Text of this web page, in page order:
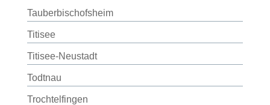
Tauberbischofsheim
Titisee
Titisee-Neustadt
Todtnau
Trochtelfingen